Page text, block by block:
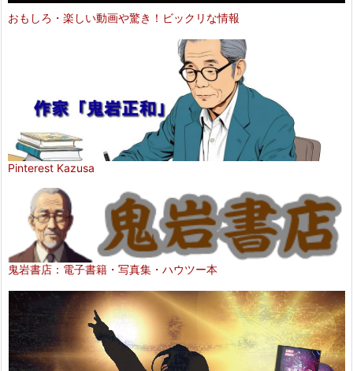
おもしろ・楽しい動画や驚き！ビックリな情報
Pinterest Kazusa
鬼岩書店：電子書籍・写真集・ハウツー本